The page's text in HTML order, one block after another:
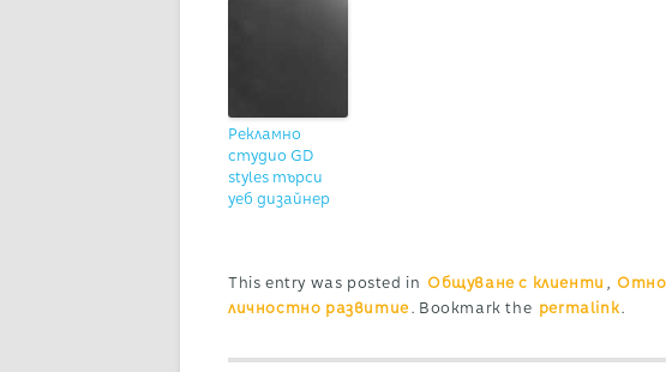
Рекламно
студио GD
styles търси
уеб дизайнер
This entry was posted in Общуване с клиенти ,
личностно развитие . Bookmark the permalink.